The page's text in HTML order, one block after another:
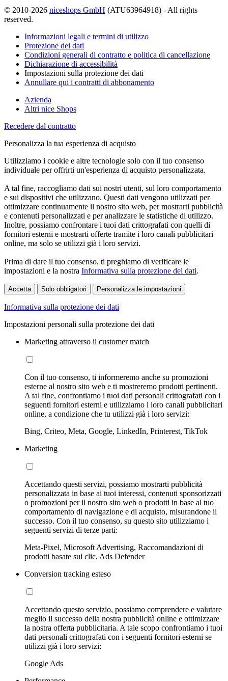
© 2010-2026 niceshops GmbH (ATU63964918) - All rights
reserved.
Informazioni legali e termini di utilizzo
Protezione dei dati
Condizioni generali di contratto e politica di cancellazione
Dichiarazione di accessibilità
Impostazioni sulla protezione dei dati
Annullare qui i contratti di abbonamento
Azienda
Altri nice Shops
Recedere dal contratto
Personalizza la tua esperienza di acquisto
Utilizziamo i cookie e altre tecnologie solo con il tuo consenso
individuale per offrirti un'esperienza di acquisto personalizzata.
A tal fine, raccogliamo dati sui nostri utenti, sul loro comportamento
e sui dispositivi che utilizzano. Questi dati vengono utilizzati per
ottimizzare continuamente il nostro sito web, per mostrarti pubblicità
e contenuti personalizzati e per analizzare le statistiche di utilizzo.
Inoltre, possiamo confrontare i tuoi dati crittografati con quelli di
fornitori esterni e mostrarti offerte tramite i loro canali pubblicitari
online, ma solo se utilizzi già i loro servizi.
Prima di dare il tuo consenso, ti preghiamo di verificare le
impostazioni e la nostra Informativa sulla protezione dei dati.
Accetta Solo obbligatori Personalizza le impostazioni
Informativa sulla protezione dei dati
Impostazioni personali sulla protezione dei dati
Marketing attraverso il customer match
Con il tuo consenso, ti informeremo anche su promozioni
esterne al nostro sito web e ti mostreremo prodotti pertinenti.
A tal fine, confrontiamo i tuoi dati personali crittografati con i
seguenti fornitori esterni e utilizziamo i loro canali pubblicitari
online, a condizione che tu utilizzi già i loro servizi:
Bing, Criteo, Meta, Google, LinkedIn, Printerest, TikTok
Marketing
Accettando questi servizi, possiamo mostrarti pubblicità
personalizzata in base ai tuoi interessi, contenuti sponsorizzati
o promozioni per il nostro sito web o prodotti in base al tuo
comportamento di navigazione e di acquisto, misurandone il
successo. Con il tuo consenso, su questo sito utilizziamo i
seguenti servizi di terze parti:
Meta-Pixel, Microsoft Advertising, Raccomandazioni di
prodotti basate sui clic, Ads Defender
Conversion tracking esteso
Accettando questo servizio, possiamo comprendere e valutare
meglio il successo della nostra pubblicità online e ottimizzare
la nostra offerta pubblicitaria. A tale scopo confrontiamo i tuoi
dati personali crittografati con i seguenti fornitori esterni se
utilizzi già i loro servizi:
Google Ads